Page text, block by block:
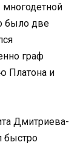
многодетной
было две
граф
Платона и
Дмитриева-
быстро